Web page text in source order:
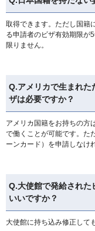
取得できます。ただし国籍
る申請者のビザ有効期限が
限りません。
Q.アメリカで生まれた
ザは必要ですか？
アメリカ国籍をお持ちの方
で働くことが可能です。た
ーンカード）を申請しなけ
Q.大使館で発給された
いいですか？
大使館に持ち込み修正して